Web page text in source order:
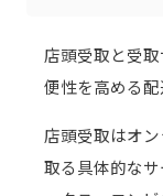
店頭受取と受
便性を高める配
店頭受取はオ
取る具体的な